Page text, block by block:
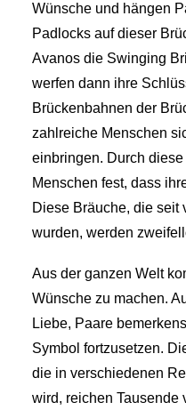
Wünsche und hängen
Padlocks auf dieser
Avanos die Swinging
werfen dann ihre
Brückenbahnen der
zahlreiche Menschen
einbringen. Durch
Menschen fest, dass
Diese Bräuche, die seit
wurden, werden
Aus der ganzen Welt
Wünsche zu machen.
Liebe, Paare
Symbol fortzusetzen.
die in verschiedenen
wird, reichen Tausende